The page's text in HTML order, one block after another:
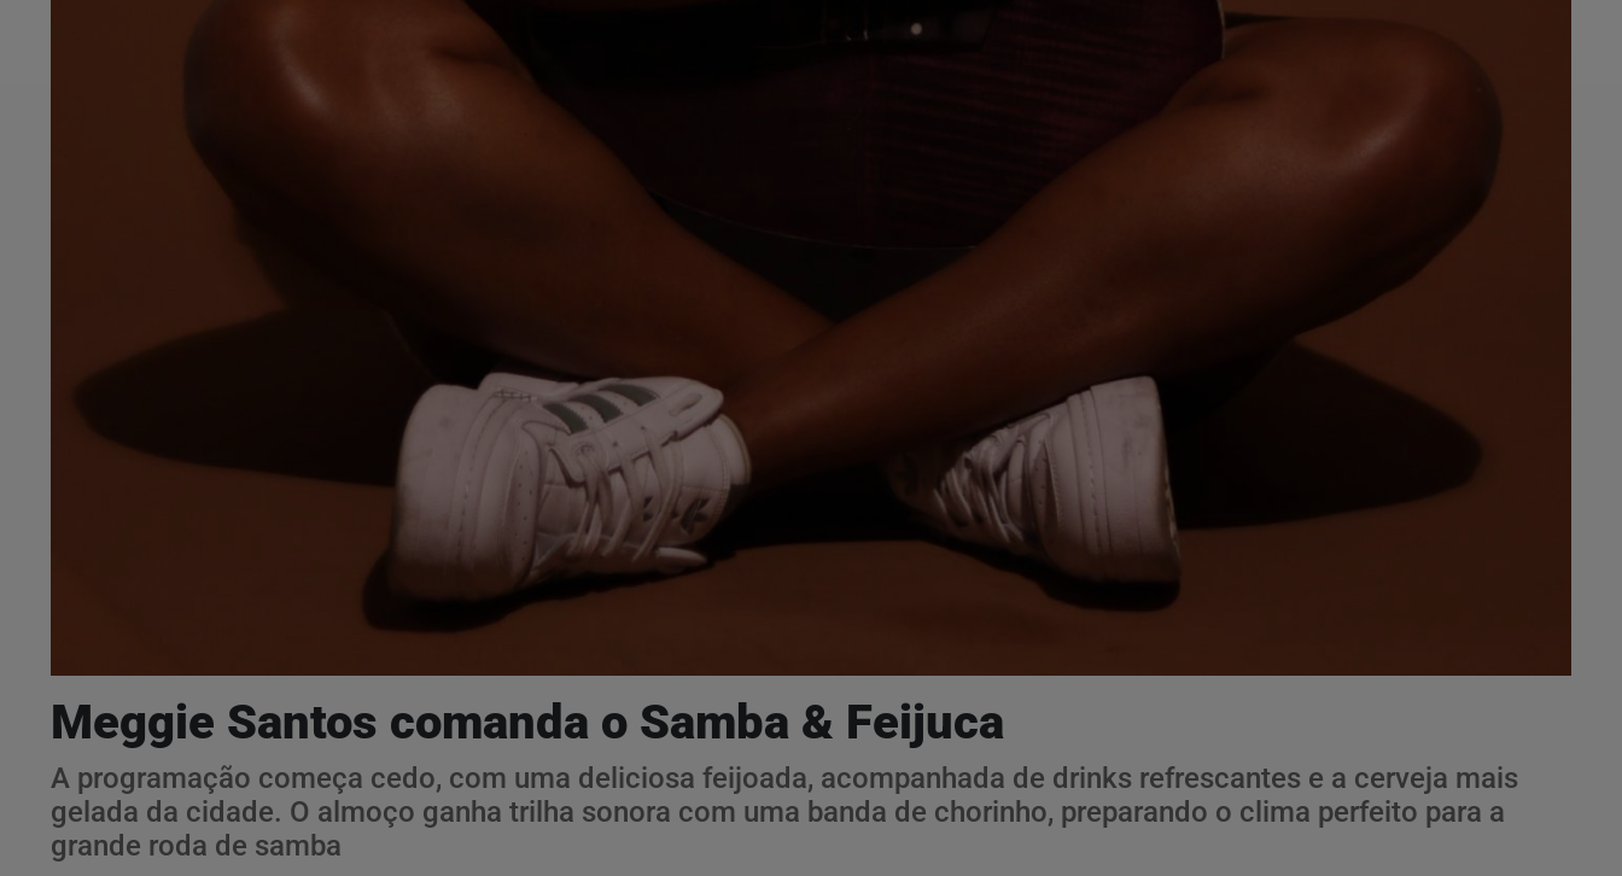
Meggie Santos comanda o Samba & Feijuca
A programação começa cedo, com uma deliciosa feijoada, acompanhada de drinks refrescantes e a cerveja mais
gelada da cidade. O almoço ganha trilha sonora com uma banda de chorinho, preparando o clima perfeito para a
grande roda de samba